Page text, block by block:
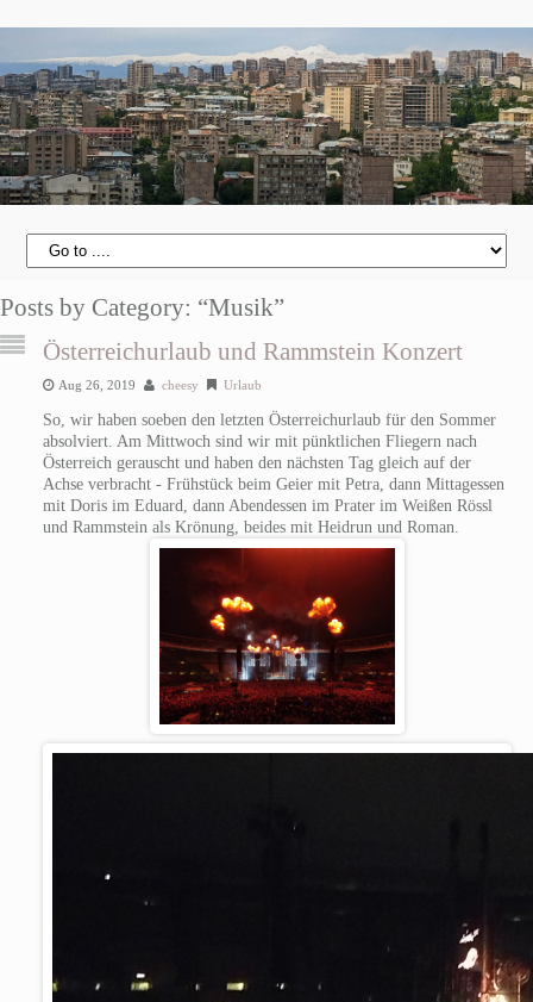
Posts by Category: “Musik”
Österreichurlaub und Rammstein Konzert
Aug 26, 2019 cheesy Urlaub
So, wir haben soeben den letzten Österreichurlaub für den Sommer
absolviert. Am Mittwoch sind wir mit pünktlichen Fliegern nach
Österreich gerauscht und haben den nächsten Tag gleich auf der
Achse verbracht - Frühstück beim Geier mit Petra, dann Mittagessen
mit Doris im Eduard, dann Abendessen im Prater im Weißen Rössl
und Rammstein als Krönung, beides mit Heidrun und Roman.